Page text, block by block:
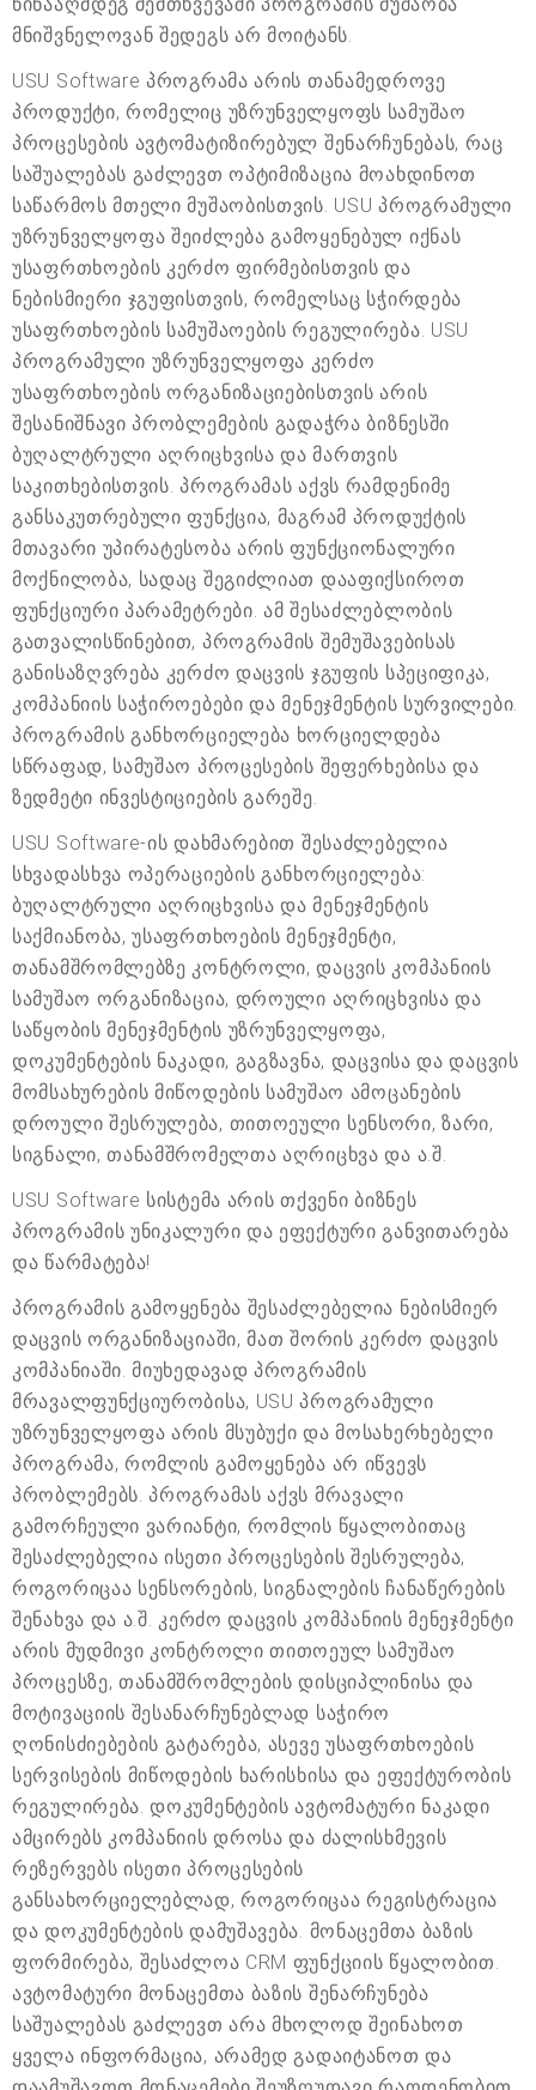
წინააღმდეგ შემთხვევაში პროგრამის მუშაობა
მნიშვნელოვან შედეგს არ მოიტანს.
USU Software პროგრამა არის თანამედროვე
პროდუქტი, რომელიც უზრუნველყოფს სამუშაო
პროცესების ავტომატიზირებულ შენარჩუნებას, რაც
საშუალებას გაძლევთ ოპტიმიზაცია მოახდინოთ
საწარმოს მთელი მუშაობისთვის. USU პროგრამული
უზრუნველყოფა შეიძლება გამოყენებულ იქნას
უსაფრთხოების კერძო ფირმებისთვის და
ნებისმიერი ჯგუფისთვის, რომელსაც სჭირდება
უსაფრთხოების სამუშაოების რეგულირება. USU
პროგრამული უზრუნველყოფა კერძო
უსაფრთხოების ორგანიზაციებისთვის არის
შესანიშნავი პრობლემების გადაჭრა ბიზნესში
ბუღალტრული აღრიცხვისა და მართვის
საკითხებისთვის. პროგრამას აქვს რამდენიმე
განსაკუთრებული ფუნქცია, მაგრამ პროდუქტის
მთავარი უპირატესობა არის ფუნქციონალური
მოქნილობა, სადაც შეგიძლიათ დააფიქსიროთ
ფუნქციური პარამეტრები. ამ შესაძლებლობის
გათვალისწინებით, პროგრამის შემუშავებისას
განისაზღვრება კერძო დაცვის ჯგუფის სპეციფიკა,
კომპანიის საჭიროებები და მენეჯმენტის სურვილები.
პროგრამის განხორციელება ხორციელდება
სწრაფად, სამუშაო პროცესების შეფერხებისა და
ზედმეტი ინვესტიციების გარეშე.
USU Software-ის დახმარებით შესაძლებელია
სხვადასხვა ოპერაციების განხორციელება:
ბუღალტრული აღრიცხვისა და მენეჯმენტის
საქმიანობა, უსაფრთხოების მენეჯმენტი,
თანამშრომლებზე კონტროლი, დაცვის კომპანიის
სამუშაო ორგანიზაცია, დროული აღრიცხვისა და
საწყობის მენეჯმენტის უზრუნველყოფა,
დოკუმენტების ნაკადი, გაგზავნა, დაცვისა და დაცვის
მომსახურების მიწოდების სამუშაო ამოცანების
დროული შესრულება, თითოეული სენსორი, ზარი,
სიგნალი, თანამშრომელთა აღრიცხვა და ა.შ.
USU Software სისტემა არის თქვენი ბიზნეს
პროგრამის უნიკალური და ეფექტური განვითარება
და წარმატება!
პროგრამის გამოყენება შესაძლებელია ნებისმიერ
დაცვის ორგანიზაციაში, მათ შორის კერძო დაცვის
კომპანიაში. მიუხედავად პროგრამის
მრავალფუნქციურობისა, USU პროგრამული
უზრუნველყოფა არის მსუბუქი და მოსახერხებელი
პროგრამა, რომლის გამოყენება არ იწვევს
პრობლემებს. პროგრამას აქვს მრავალი
გამორჩეული ვარიანტი, რომლის წყალობითაც
შესაძლებელია ისეთი პროცესების შესრულება,
როგორიცაა სენსორების, სიგნალების ჩანაწერების
შენახვა და ა.შ. კერძო დაცვის კომპანიის მენეჯმენტი
არის მუდმივი კონტროლი თითოეულ სამუშაო
პროცესზე, თანამშრომლების დისციპლინისა და
მოტივაციის შესანარჩუნებლად საჭირო
ღონისძიებების გატარება, ასევე უსაფრთხოების
სერვისების მიწოდების ხარისხისა და ეფექტურობის
რეგულირება. დოკუმენტების ავტომატური ნაკადი
ამცირებს კომპანიის დროსა და ძალისხმევის
რეზერვებს ისეთი პროცესების
განსახორციელებლად, როგორიცაა რეგისტრაცია
და დოკუმენტების დამუშავება. მონაცემთა ბაზის
ფორმირება, შესაძლოა CRM ფუნქციის წყალობით.
ავტომატური მონაცემთა ბაზის შენარჩუნება
საშუალებას გაძლევთ არა მხოლოდ შეინახოთ
ყველა ინფორმაცია, არამედ გადაიტანოთ და